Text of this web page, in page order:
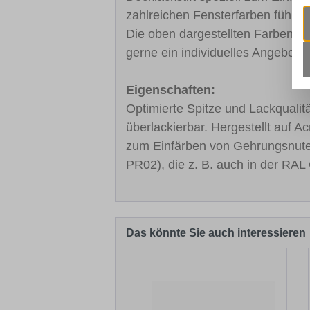
zahlreichen Fensterfarben
Die oben dargestellten Farben
gerne ein individuelles Angebot.
Eigenschaften:
Optimierte Spitze und
überlackierbar. Hergestellt auf
zum Einfärben von
PR02), die z. B. auch in der
Das könnte Sie auch interessieren